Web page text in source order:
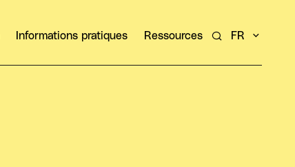
Informations pratiques Ressources Rechercher un
FR